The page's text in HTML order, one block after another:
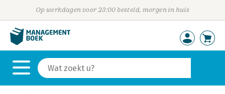
Op werkdagen voor 23:00 besteld, morgen in huis